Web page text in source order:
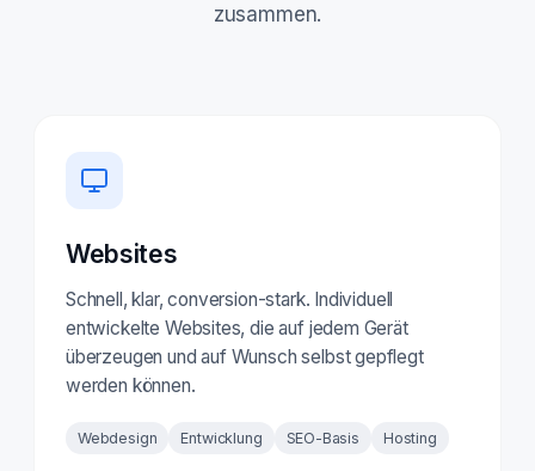
zusammen.
Websites
Schnell, klar, conversion-stark. Individuell
entwickelte Websites, die auf jedem Gerät
überzeugen und auf Wunsch selbst gepflegt
werden können.
Webdesign Entwicklung SEO-Basis Hosting